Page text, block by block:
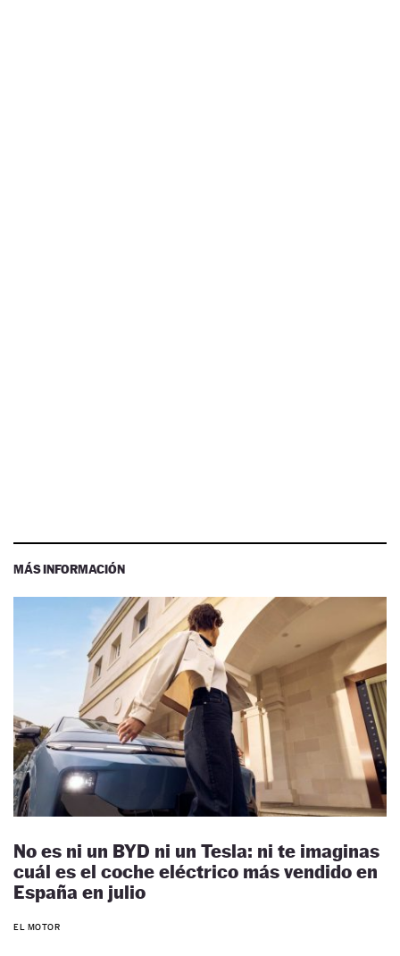
MÁS INFORMACIÓN
No es ni un BYD ni un Tesla: ni te imaginas
cuál es el coche eléctrico más vendido en
España en julio
EL MOTOR